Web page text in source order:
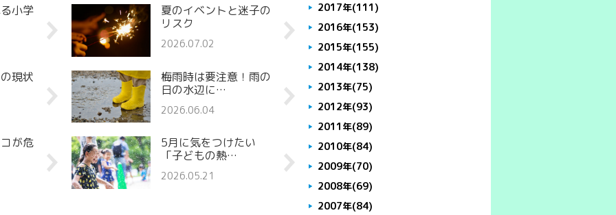
小学
夏のイベントと迷子の
リスク
2026.07.02
現状
梅雨時は要注意！雨の
日の水辺に…
2026.06.04
が危
5月に気をつけたい
「子どもの熱…
2026.05.21
2017年(111)
2016年(153)
2015年(155)
2014年(138)
2013年(75)
2012年(93)
2011年(89)
2010年(84)
2009年(70)
2008年(69)
2007年(84)